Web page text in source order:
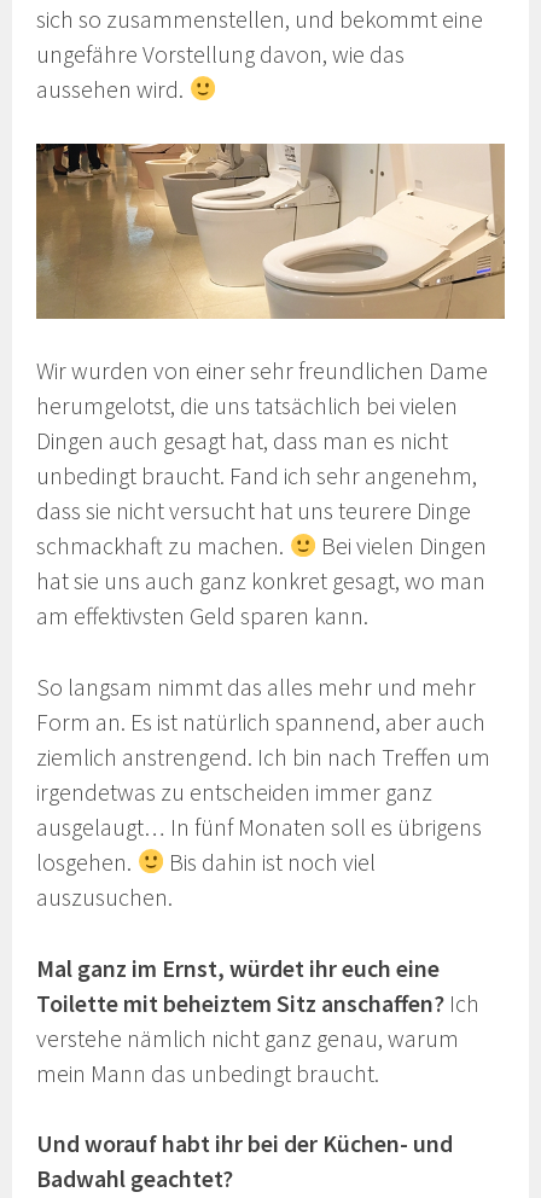
sich so zusammenstellen, und bekommt eine
ungefähre Vorstellung davon, wie das
aussehen wird.
Wir wurden von einer sehr freundlichen Dame
herumgelotst, die uns tatsächlich bei vielen
Dingen auch gesagt hat, dass man es nicht
unbedingt braucht. Fand ich sehr angenehm,
dass sie nicht versucht hat uns teurere Dinge
schmackhaft zu machen.
Bei vielen Dingen
hat sie uns auch ganz konkret gesagt, wo man
am effektivsten Geld sparen kann.
So langsam nimmt das alles mehr und mehr
Form an. Es ist natürlich spannend, aber auch
ziemlich anstrengend. Ich bin nach Treffen um
irgendetwas zu entscheiden immer ganz
ausgelaugt… In fünf Monaten soll es übrigens
losgehen.
Bis dahin ist noch viel
auszusuchen.
Mal ganz im Ernst, würdet ihr euch eine
Toilette mit beheiztem Sitz anschaffen? Ich
verstehe nämlich nicht ganz genau, warum
mein Mann das unbedingt braucht.
Und worauf habt ihr bei der Küchen- und
Badwahl geachtet?